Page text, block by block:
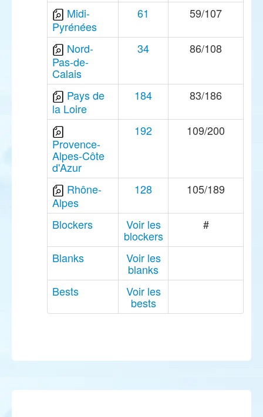
Midi-
Pyrénées
61 59/107
Nord-
Pas-de-
Calais
34 86/108
Pays de
la Loire
184 83/186
Provence-
Alpes-Côte
d'Azur
192 109/200
Rhône-
Alpes
128 105/189
Blockers Voir les
blockers
#
Blanks Voir les
blanks
Bests
Voir les
bests